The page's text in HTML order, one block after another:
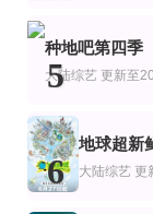
母胎单身恋爱大作
一饭封神2
谢霆锋,张勇,郑永麒,
第三届中国(吉林
5
种地吧第四季
大陆综艺 更新至
6
地球超新
大陆综艺 更